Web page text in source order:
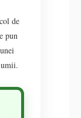
de
pun